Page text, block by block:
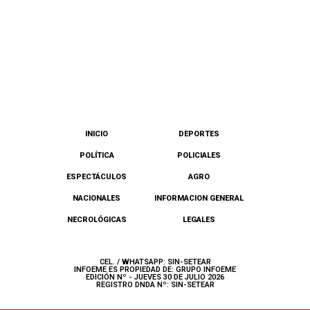
INICIO DEPORTES
POLÍTICA POLICIALES
ESPECTÁCULOS AGRO
NACIONALES INFORMACION GENERAL
NECROLÓGICAS LEGALES
CEL. / WHATSAPP: SIN-SETEAR
INFOEME ES PROPIEDAD DE: GRUPO INFOEME
EDICIÓN Nº - JUEVES 30 DE JULIO 2026
REGISTRO DNDA Nº: SIN-SETEAR